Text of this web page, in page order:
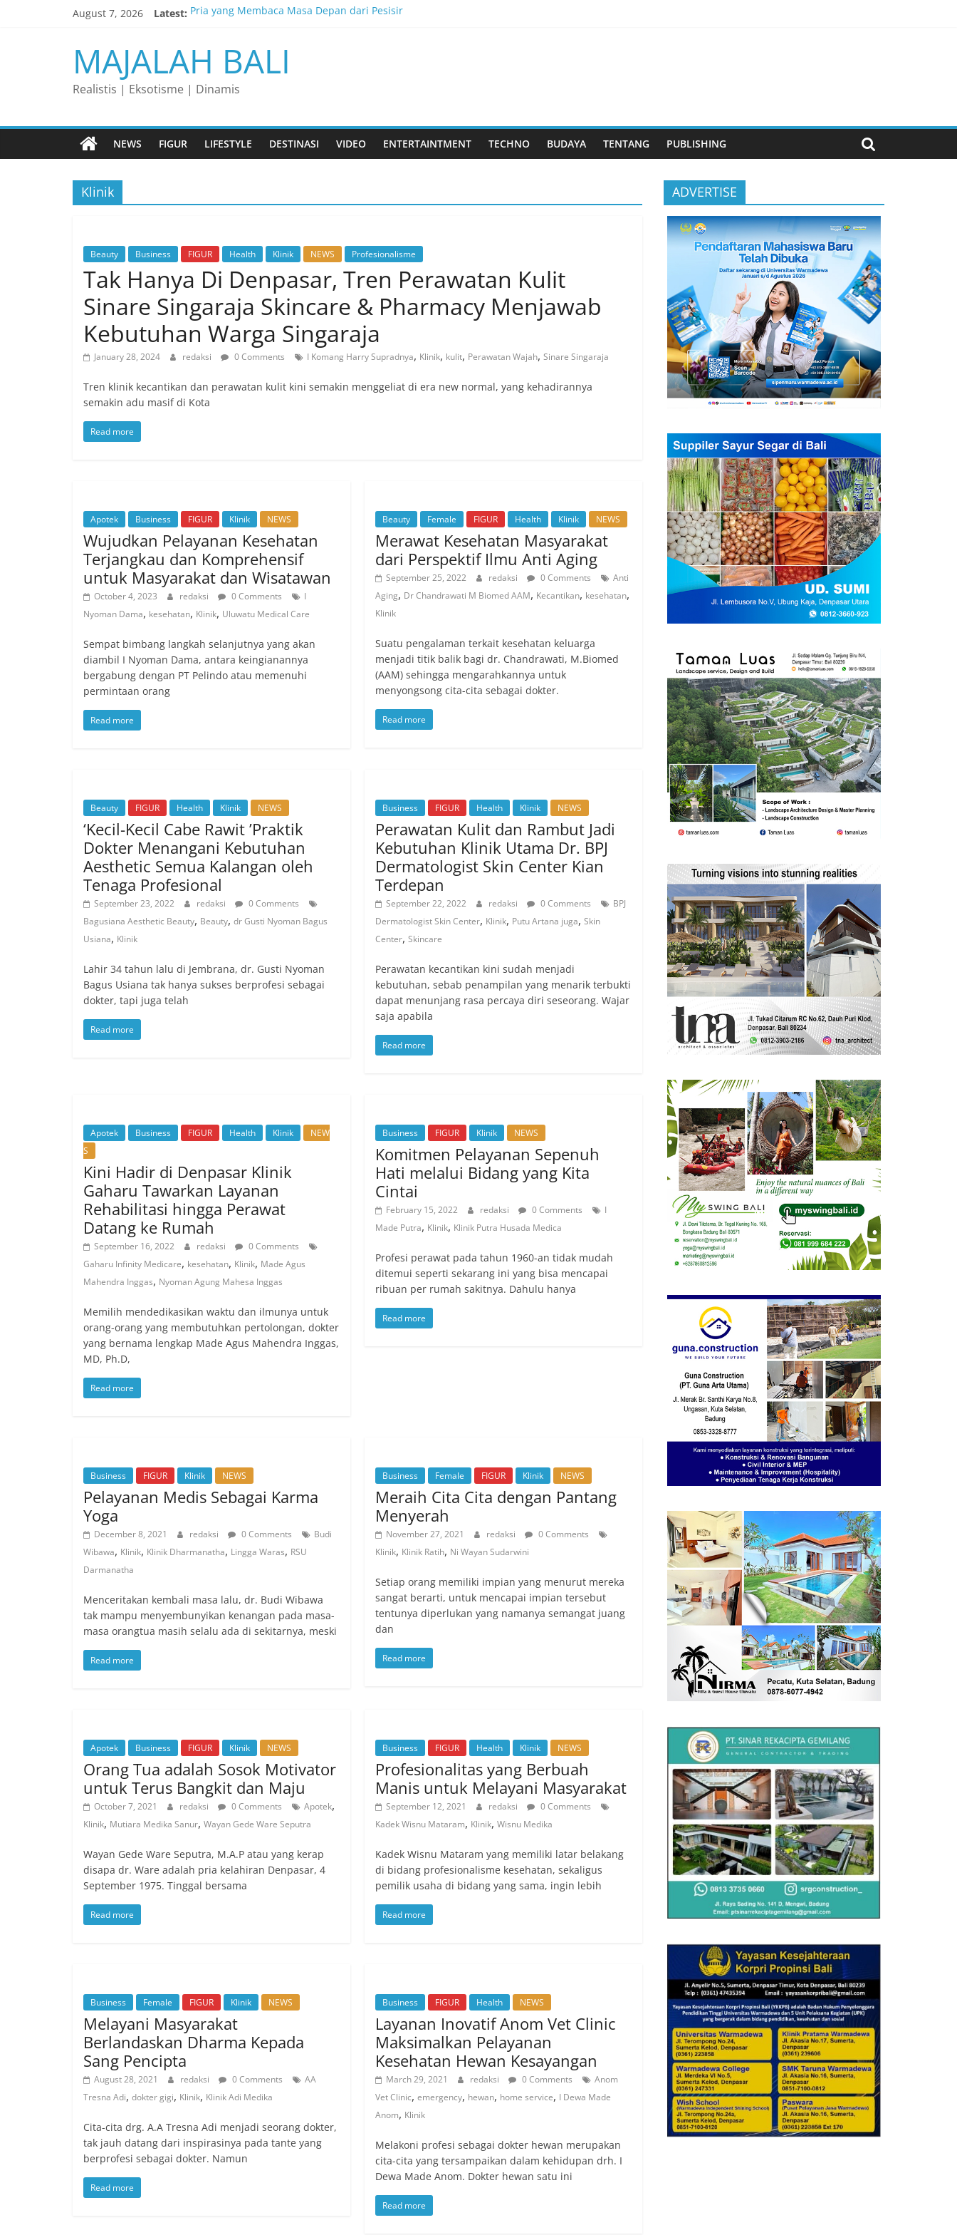
August 7, 2026 Latest: Pria yang Membaca Masa Depan dari Pesisir
Lelaki yang Mengubah Garis Menjadi Masa Depan
Matahari yang Lahir di Pulau Dewata
Perjalanan Panjang di Balik Rasa yang Dicintai Banyak Orang
MAJALAH BALI
Realistis | Eksotisme | Dinamis
NEWS FIGUR LIFESTYLE DESTINASI VIDEO ENTERTAINTMENT TECHNO BUDAYA TENTANG PUBLISHING
Klinik
Beauty Business FIGUR Health Klinik NEWS Profesionalisme
Tak Hanya Di Denpasar, Tren Perawatan Kulit
Sinare Singaraja Skincare & Pharmacy Menjawab
Kebutuhan Warga Singaraja
January 28, 2024 redaksi 0 Comments I Komang Harry Supradnya, Klinik, kulit, Perawatan Wajah, Sinare Singaraja
Tren klinik kecantikan dan perawatan kulit kini semakin menggeliat di era new normal, yang kehadirannya
semakin adu masif di Kota
Read more
Apotek Business FIGUR Klinik NEWS
Wujudkan Pelayanan Kesehatan
Terjangkau dan Komprehensif
untuk Masyarakat dan Wisatawan
October 4, 2023 redaksi 0 Comments
I
Nyoman Dama, kesehatan, Klinik, Uluwatu Medical Care
Sempat bimbang langkah selanjutnya yang akan
diambil I Nyoman Dama, antara keingianannya
bergabung dengan PT Pelindo atau memenuhi
permintaan orang
Read more
Beauty Female FIGUR Health Klinik NEWS
Merawat Kesehatan Masyarakat
dari Perspektif Ilmu Anti Aging
September 25, 2022 redaksi 0 Comments
Anti
Aging, Dr Chandrawati M Biomed AAM, Kecantikan, kesehatan,
Klinik
Suatu pengalaman terkait kesehatan keluarga
menjadi titik balik bagi dr. Chandrawati, M.Biomed
(AAM) sehingga mengarahkannya untuk
menyongsong cita-cita sebagai dokter.
Read more
Beauty FIGUR Health Klinik NEWS
‘Kecil-Kecil Cabe Rawit ’Praktik
Dokter Menangani Kebutuhan
Aesthetic Semua Kalangan oleh
Tenaga Profesional
September 23, 2022 redaksi
0 Comments
Bagusiana Aesthetic Beauty, Beauty, dr Gusti Nyoman Bagus
Usiana, Klinik
Lahir 34 tahun lalu di Jembrana, dr. Gusti Nyoman
Bagus Usiana tak hanya sukses berprofesi sebagai
dokter, tapi juga telah
Read more
Business FIGUR Health Klinik NEWS
Perawatan Kulit dan Rambut Jadi
Kebutuhan Klinik Utama Dr. BPJ
Dermatologist Skin Center Kian
Terdepan
September 22, 2022 redaksi 0 Comments
BPJ
Dermatologist Skin Center, Klinik, Putu Artana juga,Skin
Center,Skincare
Perawatan kecantikan kini sudah menjadi
kebutuhan, sebab penampilan yang menarik terbukti
dapat menunjang rasa percaya diri seseorang. Wajar
saja apabila
Read more
Apotek Business FIGUR Health Klinik
NEW
S
Kini Hadir di Denpasar Klinik
Gaharu Tawarkan Layanan
Rehabilitasi hingga Perawat
Datang ke Rumah
September 16, 2022 redaksi
0 Comments
Gaharu Infinity Medicare, kesehatan, Klinik, Made Agus
Mahendra Inggas, Nyoman Agung Mahesa Inggas
Memilih mendedikasikan waktu dan ilmunya untuk
orang-orang yang membutuhkan pertolongan, dokter
yang bernama lengkap Made Agus Mahendra Inggas,
MD, Ph.D,
Read more
Business FIGUR Klinik NEWS
Komitmen Pelayanan Sepenuh
Hati melalui Bidang yang Kita
Cintai
February 15, 2022 redaksi 0 Comments
I
Made Putra, Klinik, Klinik Putra Husada Medica
Profesi perawat pada tahun 1960-an tidak mudah
ditemui seperti sekarang ini yang bisa mencapai
ribuan per rumah sakitnya. Dahulu hanya
Read more
Business FIGUR Klinik NEWS
Pelayanan Medis Sebagai Karma
Yoga
December 8, 2021 redaksi 0 Comments
Budi
Wibawa, Klinik, Klinik Dharmanatha, Lingga Waras, RSU
Darmanatha
Menceritakan kembali masa lalu, dr. Budi Wibawa
tak mampu menyembunyikan kenangan pada masa-
masa orangtua masih selalu ada di sekitarnya, meski
Read more
Business Female FIGUR Klinik NEWS
Meraih Cita Cita dengan Pantang
Menyerah
November 27, 2021 redaksi
0 Comments
Klinik, Klinik Ratih, Ni Wayan Sudarwini
Setiap orang memiliki impian yang menurut mereka
sangat berarti, untuk mencapai impian tersebut
tentunya diperlukan yang namanya semangat juang
dan
Read more
Apotek Business FIGUR Klinik NEWS
Orang Tua adalah Sosok Motivator
untuk Terus Bangkit dan Maju
October 7, 2021 redaksi 0 Comments Apotek,
Klinik, Mutiara Medika Sanur, Wayan Gede Ware Seputra
Wayan Gede Ware Seputra, M.A.P atau yang kerap
disapa dr. Ware adalah pria kelahiran Denpasar, 4
September 1975. Tinggal bersama
Read more
Business FIGUR Health Klinik NEWS
Profesionalitas yang Berbuah
Manis untuk Melayani Masyarakat
September 12, 2021 redaksi
0 Comments
Kadek Wisnu Mataram, Klinik,Wisnu Medika
Kadek Wisnu Mataram yang memiliki latar belakang
di bidang profesionalisme kesehatan, sekaligus
pemilik usaha di bidang yang sama, ingin lebih
Read more
Business Female FIGUR Klinik NEWS
Melayani Masyarakat
Berlandaskan Dharma Kepada
Sang Pencipta
August 28, 2021 redaksi 0 Comments
AA
Tresna Adi, dokter gigi, Klinik, Klinik Adi Medika
Cita-cita drg. A.A Tresna Adi menjadi seorang dokter,
tak jauh datang dari inspirasinya pada tante yang
berprofesi sebagai dokter. Namun
Read more
Business FIGUR Health NEWS
Layanan Inovatif Anom Vet Clinic
Maksimalkan Pelayanan
Kesehatan Hewan Kesayangan
March 29, 2021 redaksi 0 Comments
Anom
Vet Clinic,emergency, hewan, home service, I Dewa Made
Anom, Klinik
Melakoni profesi sebagai dokter hewan merupakan
cita-cita yang tersampaikan dalam kehidupan drh. I
Dewa Made Anom. Dokter hewan satu ini
Read more
ADVERTISE